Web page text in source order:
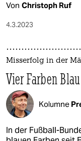
Von Christoph Ruf
4.3.2023
Misserfolg in der
Vier Farben Blau
Kolumne
In der Fußball-